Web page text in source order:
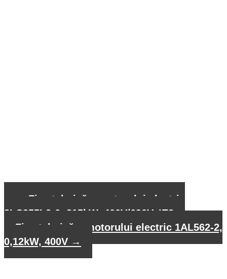
Fișa tehnică a motorului electric
3LC355L2-6, 315kW, 400V/690V, IE3
Fișa tehnică a motorului electric 1AL562-2,
0,12kW, 400V →